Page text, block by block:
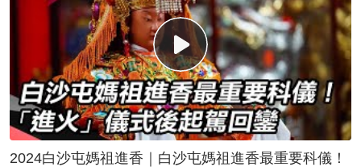
2024白沙屯媽祖進香｜白沙屯媽祖進香最重要科儀！